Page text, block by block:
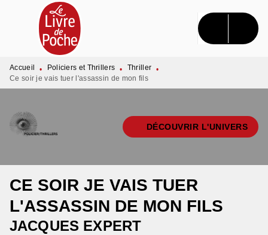
MENU RECHERCHE CONTENU
PIED DE PAGE
Accueil • Policiers et Thrillers • Thriller •
Ce soir je vais tuer l'assassin de mon fils
DÉCOUVRIR L'UNIVERS
CE SOIR JE VAIS TUER
L'ASSASSIN DE MON FILS
JACQUES EXPERT